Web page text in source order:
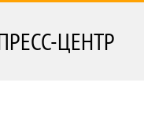
ЦЕНТР